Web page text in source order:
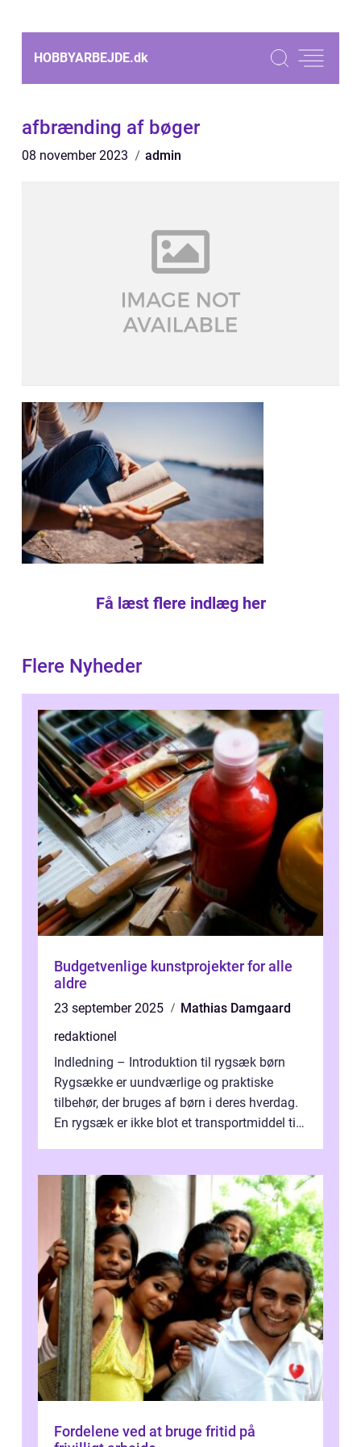
HOBBYARBEJDE.dk
afbrænding af bøger
08 november 2023 admin
Få læst flere indlæg her
Flere Nyheder
Budgetvenlige kunstprojekter for alle
aldre
23 september 2025
Mathias Damgaard
redaktionel
Indledning – Introduktion til rygsæk børn
Rygsække er uundværlige og praktiske
tilbehør, der bruges af børn i deres hverdag.
En rygsæk er ikke blot et transportmiddel til
Fordelene ved at bruge fritid på